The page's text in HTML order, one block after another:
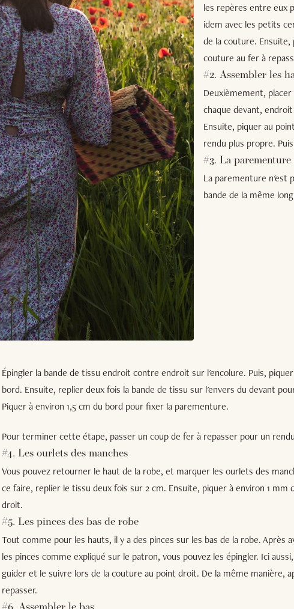
les repères entre eux
idem avec les petits
de la couture.
couture au fer à
#2. Assembler les
Deuxièmement,
chaque devant,
Ensuite, piquer au
rendu plus propre.
#3. La
La parementure n'est
bande de la même
Épingler la bande de tissu endroit contre endroit sur l'encolure. Puis,
bord. Ensuite, replier deux fois la bande de tissu sur l'envers du devant
Piquer à environ 1,5 cm du bord pour fixer la parementure.
Pour terminer cette étape, passer un coup de fer à repasser pour un
#4. Les ourlets des manches
Vous pouvez retourner le haut de la robe, et marquer les ourlets des
ce faire, replier le tissu deux fois sur 2 cm. Ensuite, piquer à environ 1 mm
droit.
#5. Les pinces des bas de robe
Tout comme pour les hauts, il y a des pinces sur les bas de la robe. Après
les pinces comme expliqué sur le patron, vous pouvez les épingler. Ici
guider et le suivre lors de la couture au point droit. De la même manière,
repasser.